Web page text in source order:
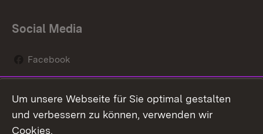
Social Media
Facebook
Social Wall
Um unsere Webseite für Sie optimal gestalten
und verbessern zu können, verwenden wir
Cookies.